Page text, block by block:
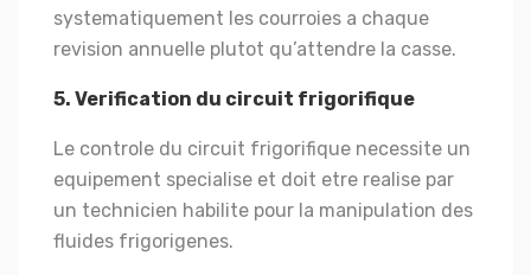
systematiquement les courroies a chaque
revision annuelle plutot qu’attendre la casse.
5. Verification du circuit frigorifique
Le controle du circuit frigorifique necessite un
equipement specialise et doit etre realise par
un technicien habilite pour la manipulation des
fluides frigorigenes.